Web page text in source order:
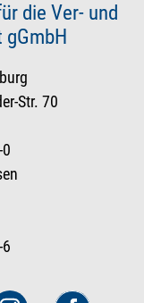
die Ver- und
Str. 70